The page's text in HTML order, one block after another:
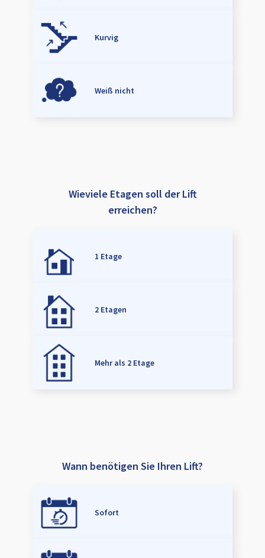
Kurvig
Weiß nicht
Wieviele Etagen soll der Lift
erreichen?
1 Etage
2 Etagen
Mehr als 2 Etage
Wann benötigen Sie Ihren Lift?
Sofort